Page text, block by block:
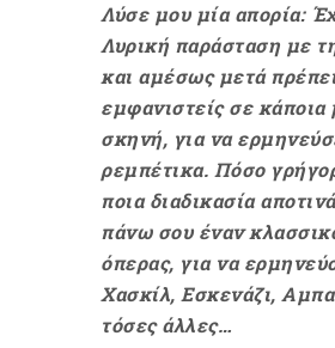
Λύσε μου μία απορία:
Λυρική παράσταση με
και αμέσως μετά
εμφανιστείς σε κάποια
σκηνή, για να
ρεμπέτικα. Πόσο
ποια διαδικασία
πάνω σου έναν
όπερας, για να
Χασκίλ, Εσκενάζι,
τόσες άλλες…